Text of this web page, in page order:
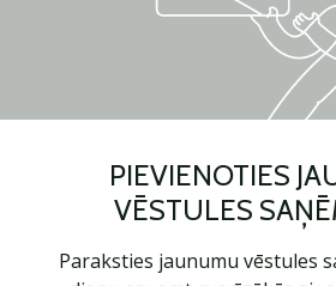
PIEVIENOTIES
VĒSTULES
Paraksties jaunumu vēstules